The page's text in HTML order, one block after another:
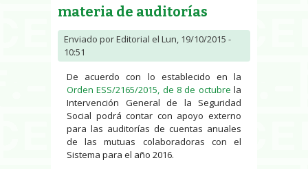
materia de auditorías
Enviado porEditorial el Lun, 19/10/2015 -
10:51
De acuerdo con lo establecido en la
Orden ESS/2165/2015, de 8 de octubre la
Intervención General de la Seguridad
Social podrá contar con apoyo externo
para las auditorías de cuentas anuales
de las mutuas colaboradoras con el
Sistema para el año 2016.